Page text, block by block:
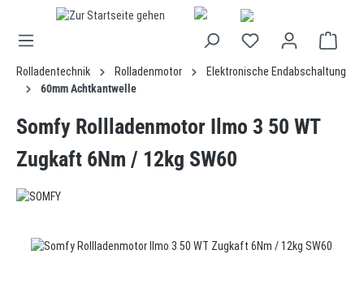
springen
Rolladentechnik Rolladenmotor
Elektronische Endabschaltung
60mm Achtkantwelle
Somfy Rollladenmotor Ilmo 3 50 WT
Zugkaft 6Nm / 12kg SW60
Bildergalerie überspringen